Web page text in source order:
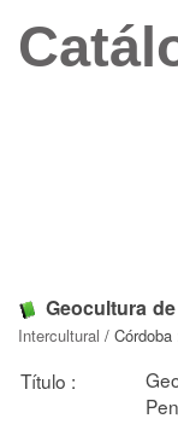
Geocultura
Intercultural / Córdoba
Título :